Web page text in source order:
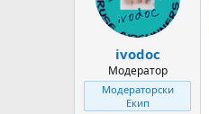
ivodoc
Модератор
Модераторски
Екип